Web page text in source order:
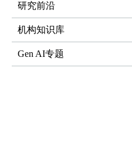
研究前沿
机构知识库
Gen AI专题